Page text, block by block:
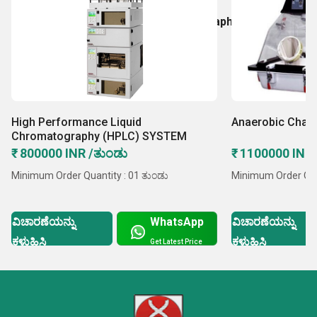
High Performance Liquid Chromatography (HPLC)
SS Glove Boxes
High Performance Liquid
Chromatography (HPLC) SYSTEM
₹ 800000 INR /ತುಂಡು
Minimum Order Quantity : 01 ತುಂಡು
ವಿಚಾರಣೆಯನ್ನು
ಕಳುಹಿಸಿ
WhatsApp
Get Latest Price
Anaerobic
₹ 1100000
Minimum Order
ವಿಚಾರಣೆಯನ್ನು
ಕಳುಹಿಸಿ